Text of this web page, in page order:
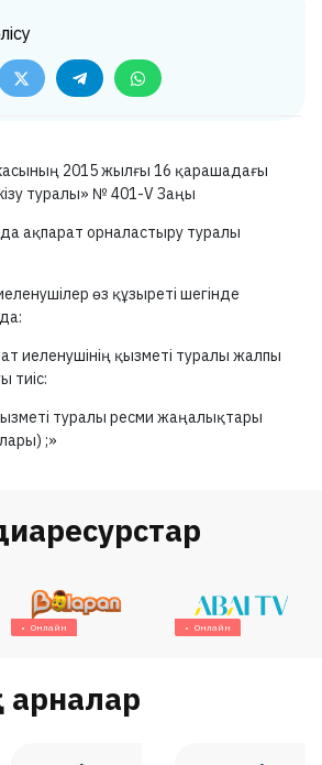
2015 жылғы 16 қарашадағы
туралы» № 401-V Заңы
ақпарат орналастыру туралы
өз құзыреті шегінде
иеленушінің қызметі туралы жалпы
тиіс:
туралы ресми жаңалықтары
;»
Онлайн Онлайн